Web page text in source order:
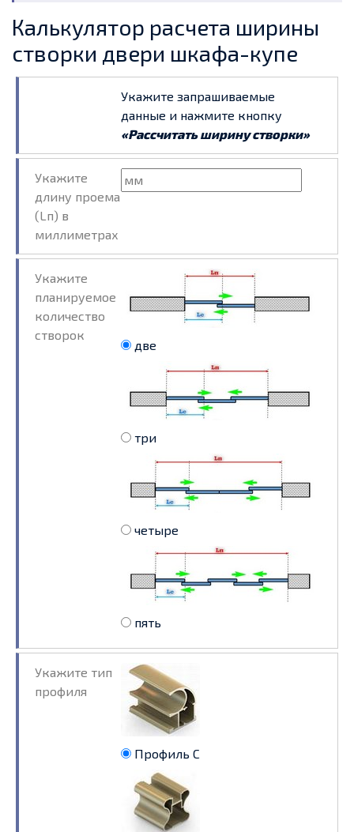
Калькулятор расчета ширины
створки двери шкафа-купе
Укажите запрашиваемые
данные и нажмите кнопку
«Рассчитать ширину створки»
Укажите
длину проема
(Lп) в
миллиметрах
Укажите
планируемое
количество
створок
две
три
четыре
пять
Укажите тип
профиля
Профиль С